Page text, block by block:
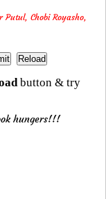
Putul, Chobi Royasho,
button & try
hungers!!!